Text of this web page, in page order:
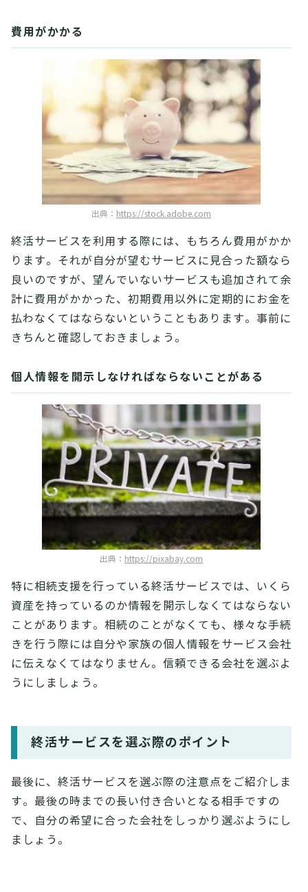
費用がかかる
出典： https://stock.adobe.com
終活サービスを利用する際には、もちろん費用がかか
ります。それが自分が望むサービスに見合った額なら
良いのですが、望んでいないサービスも追加されて余
計に費用がかかった、初期費用以外に定期的にお金を
払わなくてはならないということもあります。事前に
きちんと確認しておきましょう。
個人情報を開示しなければならないことがある
出典： https://pixabay.com
特に相続支援を行っている終活サービスでは、いくら
資産を持っているのか情報を開示しなくてはならない
ことがあります。相続のことがなくても、様々な手続
きを行う際には自分や家族の個人情報をサービス会社
に伝えなくてはなりません。信頼できる会社を選ぶよ
うにしましょう。
終活サービスを選ぶ際のポイント
最後に、終活サービスを選ぶ際の注意点をご紹介しま
す。最後の時までの長い付き合いとなる相手ですの
で、自分の希望に合った会社をしっかり選ぶようにし
ましょう。